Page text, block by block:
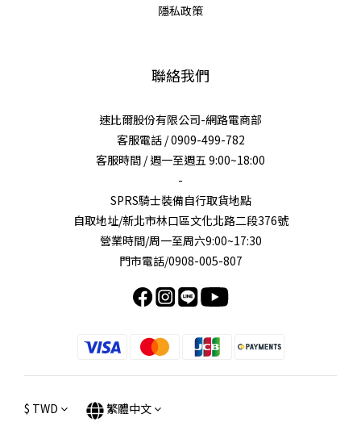
隱私政策
聯絡我們
速比爾股份有限公司-網路電商部
客服電話 / 0909-499-782
客服時間 / 週一至週五 9:00~18:00
-
SPRS騎士裝備自行取貨地點
自取地址/新北市林口區文化北路二段376號
營業時間/周一至周六9:00~17:30
門市電話/0908-005-807
$ TWD 繁體中文